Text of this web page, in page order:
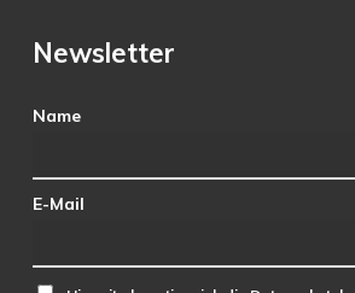
Newsletter
Name
E-Mail